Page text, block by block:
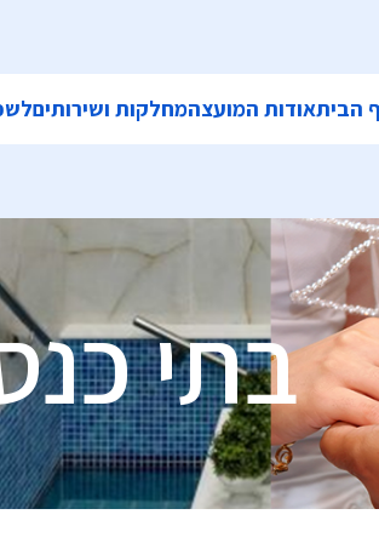
הביתאודות המועצהמחלקות ושירותים
בתי